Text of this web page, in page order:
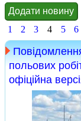
Додати новину
1
2 3 4 5 6
польових
офіційна